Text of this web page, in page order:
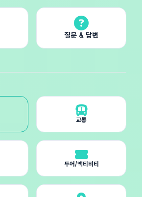
질문 & 답변
교통
투어/액티비티